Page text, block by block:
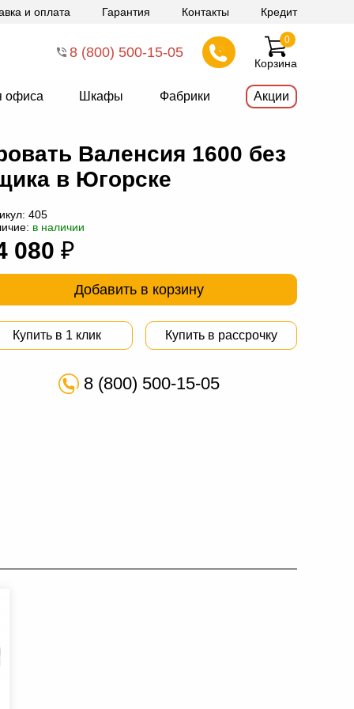
и оплата Гарантия Контакты Кредит
8 (800) 500-15-05
Корзина
0
офиса Шкафы Фабрики Акции
Валенсия 1600 без
в Югорске
405
в наличии
080 ₽
Добавить в корзину
Купить в 1 клик Купить в рассрочку
8 (800) 500-15-05